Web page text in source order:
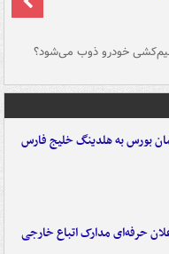
خودرو ذوب می‌شود؟
حرفه‌ای مدارک اتباع خارجی